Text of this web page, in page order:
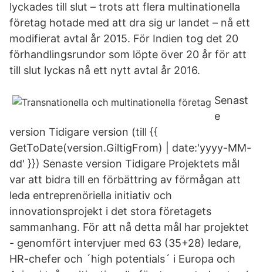
lyckades till slut – trots att flera multinationella
företag hotade med att dra sig ur landet – nå ett
modifierat avtal år 2015. För Indien tog det 20
förhandlingsrundor som löpte över 20 år för att
till slut lyckas nå ett nytt avtal år 2016.
Senast
e
version Tidigare version (till {{
GetToDate(version.GiltigFrom) | date:'yyyy-MM-
dd' }}) Senaste version Tidigare Projektets mål
var att bidra till en förbättring av förmågan att
leda entreprenöriella initiativ och
innovationsprojekt i det stora företagets
sammanhang. För att nå detta mål har projektet
- genomfört intervjuer med 63 (35+28) ledare,
HR-chefer och ´high potentials´ i Europa och